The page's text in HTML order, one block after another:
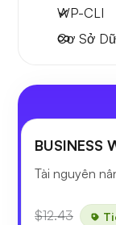
WP-CLI
Cơ Sở
BUSINESS
Tài nguyên
$12.43